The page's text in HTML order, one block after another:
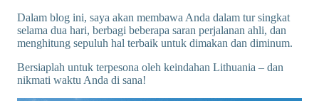
Dalam blog ini, saya akan membawa Anda dalam tur singkat
selama dua hari, berbagi beberapa saran perjalanan ahli, dan
menghitung sepuluh hal terbaik untuk dimakan dan diminum.
Bersiaplah untuk terpesona oleh keindahan Lithuania – dan
nikmati waktu Anda di sana!